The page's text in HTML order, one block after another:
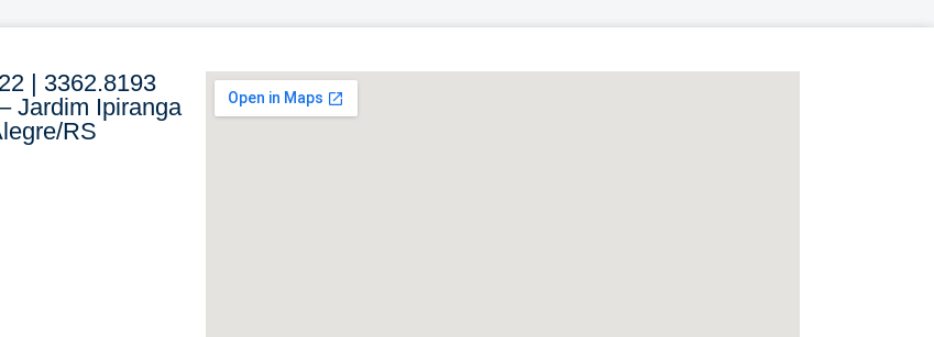
| 3362.8193
Jardim Ipiranga
RS